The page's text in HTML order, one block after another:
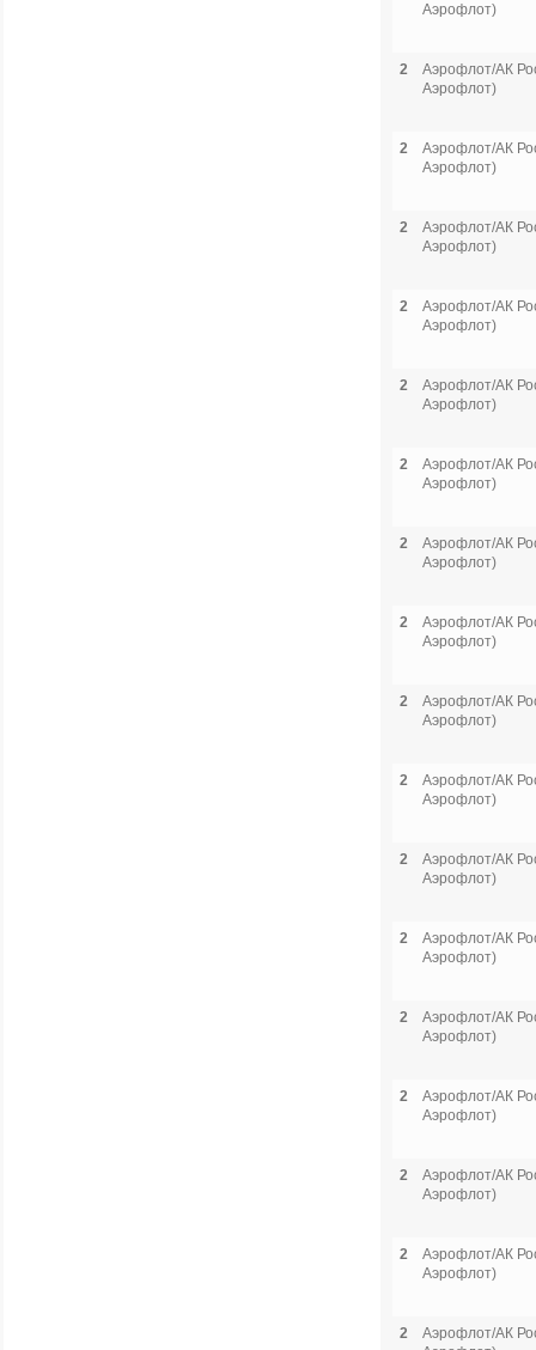
Аэрофлот)
2
Аэрофлот/АК
Аэрофлот)
2
Аэрофлот/АК
Аэрофлот)
2
Аэрофлот/АК
Аэрофлот)
2
Аэрофлот/АК
Аэрофлот)
2
Аэрофлот/АК
Аэрофлот)
2
Аэрофлот/АК
Аэрофлот)
2
Аэрофлот/АК
Аэрофлот)
2
Аэрофлот/АК
Аэрофлот)
2
Аэрофлот/АК
Аэрофлот)
2
Аэрофлот/АК
Аэрофлот)
2
Аэрофлот/АК
Аэрофлот)
2
Аэрофлот/АК
Аэрофлот)
2
Аэрофлот/АК
Аэрофлот)
2
Аэрофлот/АК
Аэрофлот)
2
Аэрофлот/АК
Аэрофлот)
2
Аэрофлот/АК
Аэрофлот)
2
Аэрофлот/АК